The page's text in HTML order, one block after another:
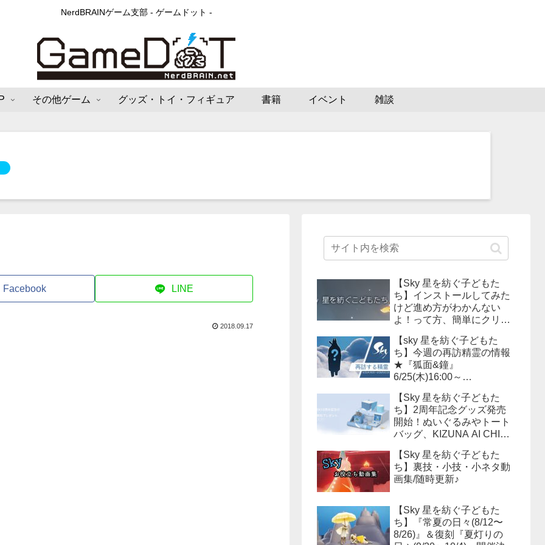
NerdBRAINゲーム支部 - ゲームドット -
その他ゲーム グッズ・トイ・フィギュア 書籍 イベント 雑談
Facebook LINE
2018.09.17
【Sky 星を紡ぐ子どもた
ち】インストールしてみた
けど進め方がわかんない
よ！って方、簡単にクリア
【sky 星を紡ぐ子どもた
ち】今週の再訪精霊の情報
★『狐面&鐘』
6/25(木)16:00～
キャンドル数は？？
【Sky 星を紡ぐ子どもた
ち】2周年記念グッズ発売
開始！ぬいぐるみやトート
バッグ、KIZUNA AI CHINA
れます！
【Sky 星を紡ぐ子どもた
ち】裏技・小技・小ネタ動
画集/随時更新♪
【Sky 星を紡ぐ子どもた
ち】『常夏の日々(8/12〜
8/26)』＆復刻『夏灯りの